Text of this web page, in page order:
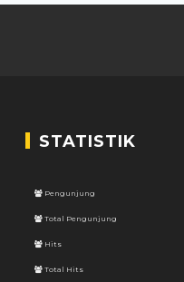
STATISTIK
Pengunjung
Total Pengunjung
Hits
Total Hits